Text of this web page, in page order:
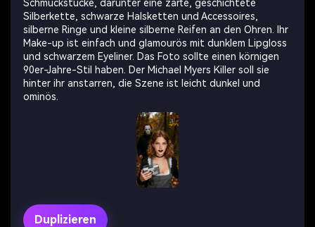
Schmuckstücke, darunter eine zarte, geschichtete
Silberkette, schwarze Halsketten und Accessoires,
silberne Ringe und kleine silberne Reifen an den Ohren. Ihr
Make-up ist einfach und glamourös mit dunklem Lipgloss
und schwarzem Eyeliner. Das Foto sollte einen körnigen
90er-Jahre-Stil haben. Der Michael Myers Killer soll sie
hinter ihr anstarren, die Szene ist leicht dunkel und
ominös.
Duplizieren